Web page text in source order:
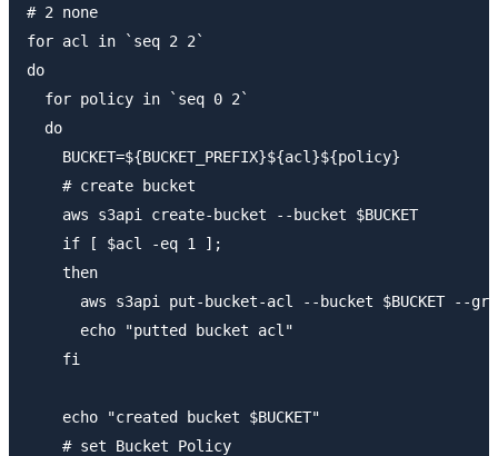
# 2 none
for acl in `seq 2 2`
do
  for policy in `seq 0 2`
  do
    BUCKET=${BUCKET_PREFIX}${acl}${policy}
    # create bucket
    aws s3api create-bucket --bucket $BUCKET
    if [ $acl -eq 1 ];
    then
aws s3api put-bucket-acl --bucket $BUCKET --
      echo "putted bucket acl"
    fi
    echo "created bucket $BUCKET"
    # set Bucket Policy